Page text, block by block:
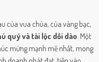
của vua chúa, của vàng bạc,
quý và tài lộc dồi dào . Một
mừng mạnh mẽ nhất, mong